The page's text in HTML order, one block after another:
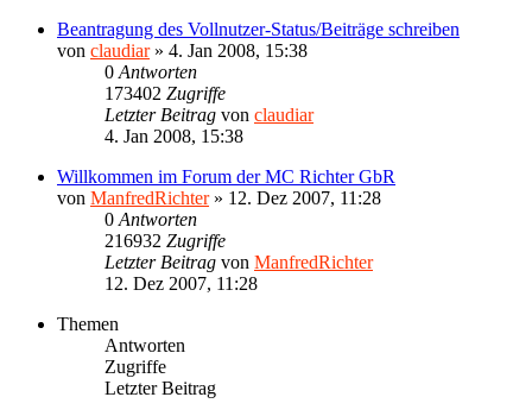
Beantragung des Vollnutzer-Status/Beiträge schreiben
von claudiar» 4. Jan 2008, 15:38
0 Antworten
173402 Zugriffe
Letzter Beitrag von claudiar
4. Jan 2008, 15:38
Willkommen im Forum der MC Richter GbR
von ManfredRichter» 12. Dez 2007, 11:28
0 Antworten
216932 Zugriffe
Letzter Beitrag von ManfredRichter
12. Dez 2007, 11:28
Themen
Antworten
Zugriffe
Letzter Beitrag